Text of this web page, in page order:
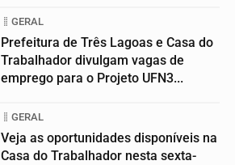
GERAL
Prefeitura de Três Lagoas e Casa do
Trabalhador divulgam vagas de
emprego para o Projeto UFN3...
GERAL
Veja as oportunidades disponíveis na
Casa do Trabalhador nesta sexta-